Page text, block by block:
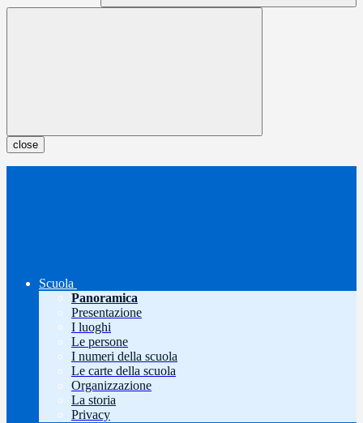
close
Scuola
Panoramica
Presentazione
I luoghi
Le persone
I numeri della scuola
Le carte della scuola
Organizzazione
La storia
Privacy